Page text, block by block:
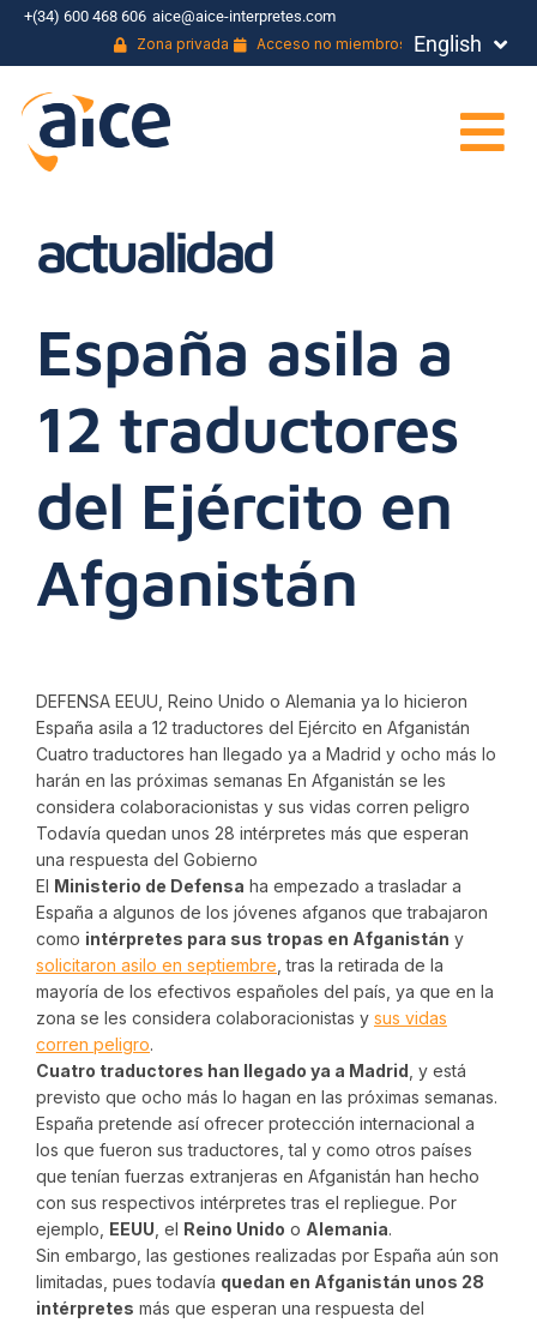
+(34) 600 468 606 aice@aice-interpretes.com
Zona privada
Acceso no miembros English
Français
actualidad
España asila a
12 traductores
del Ejército en
Afganistán
DEFENSA EEUU, Reino Unido o Alemania ya lo hicieron
España asila a 12 traductores del Ejército en Afganistán
Cuatro traductores han llegado ya a Madrid y ocho más lo
harán en las próximas semanas En Afganistán se les
considera colaboracionistas y sus vidas corren peligro
Todavía quedan unos 28 intérpretes más que esperan
una respuesta del Gobierno
El Ministerio de Defensa ha empezado a trasladar a
España a algunos de los jóvenes afganos que trabajaron
como intérpretes para sus tropas en Afganistán y
solicitaron asilo en septiembre , tras la retirada de la
mayoría de los efectivos españoles del país, ya que en la
zona se les considera colaboracionistas y sus vidas
corren peligro.
Cuatro traductores han llegado ya a Madrid , y está
previsto que ocho más lo hagan en las próximas semanas.
España pretende así ofrecer protección internacional a
los que fueron sus traductores, tal y como otros países
que tenían fuerzas extranjeras en Afganistán han hecho
con sus respectivos intérpretes tras el repliegue. Por
ejemplo, EEUU , el Reino Unido o Alemania.
Sin embargo, las gestiones realizadas por España aún son
limitadas, pues todavía quedan en Afganistán unos 28
intérpretes más que esperan una respuesta del